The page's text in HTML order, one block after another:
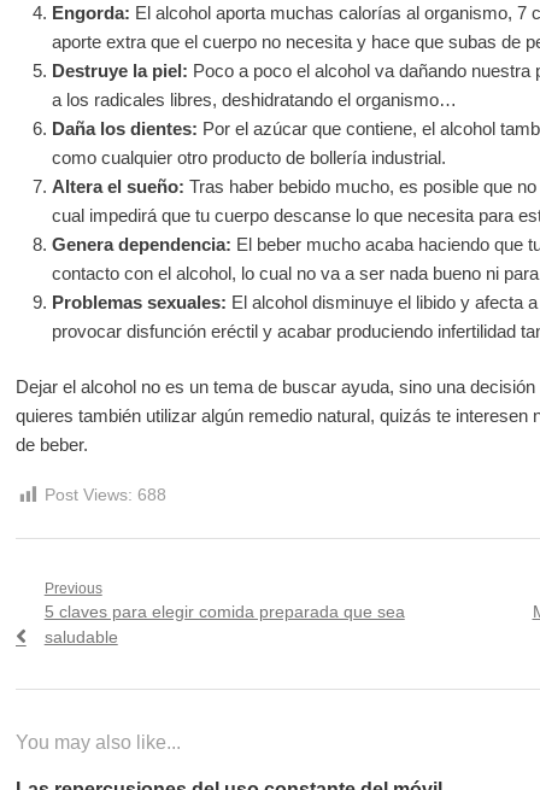
Engorda: El alcohol aporta muchas calorías al organismo, 7
aporte extra que el cuerpo no necesita y hace que subas de
Destruye la piel: Poco a poco el alcohol va dañando nuestra
a los radicales libres, deshidratando el organismo…
Daña los dientes: Por el azúcar que contiene, el alcohol
como cualquier otro producto de bollería industrial.
Altera el sueño: Tras haber bebido mucho, es posible que
cual impedirá que tu cuerpo descanse lo que necesita para
Genera dependencia: El beber mucho acaba haciendo que
contacto con el alcohol, lo cual no va a ser nada bueno ni
Problemas sexuales: El alcohol disminuye el libido y afecta
provocar disfunción eréctil y acabar produciendo infertilidad
Dejar el alcohol no es un tema de buscar ayuda, sino una
quieres también utilizar algún remedio natural, quizás te
de beber.
Post Views: 688
Navegación
de
entradas
Previous
Previous
post:
5 claves para elegir comida preparada que sea
saludable
You may also like...